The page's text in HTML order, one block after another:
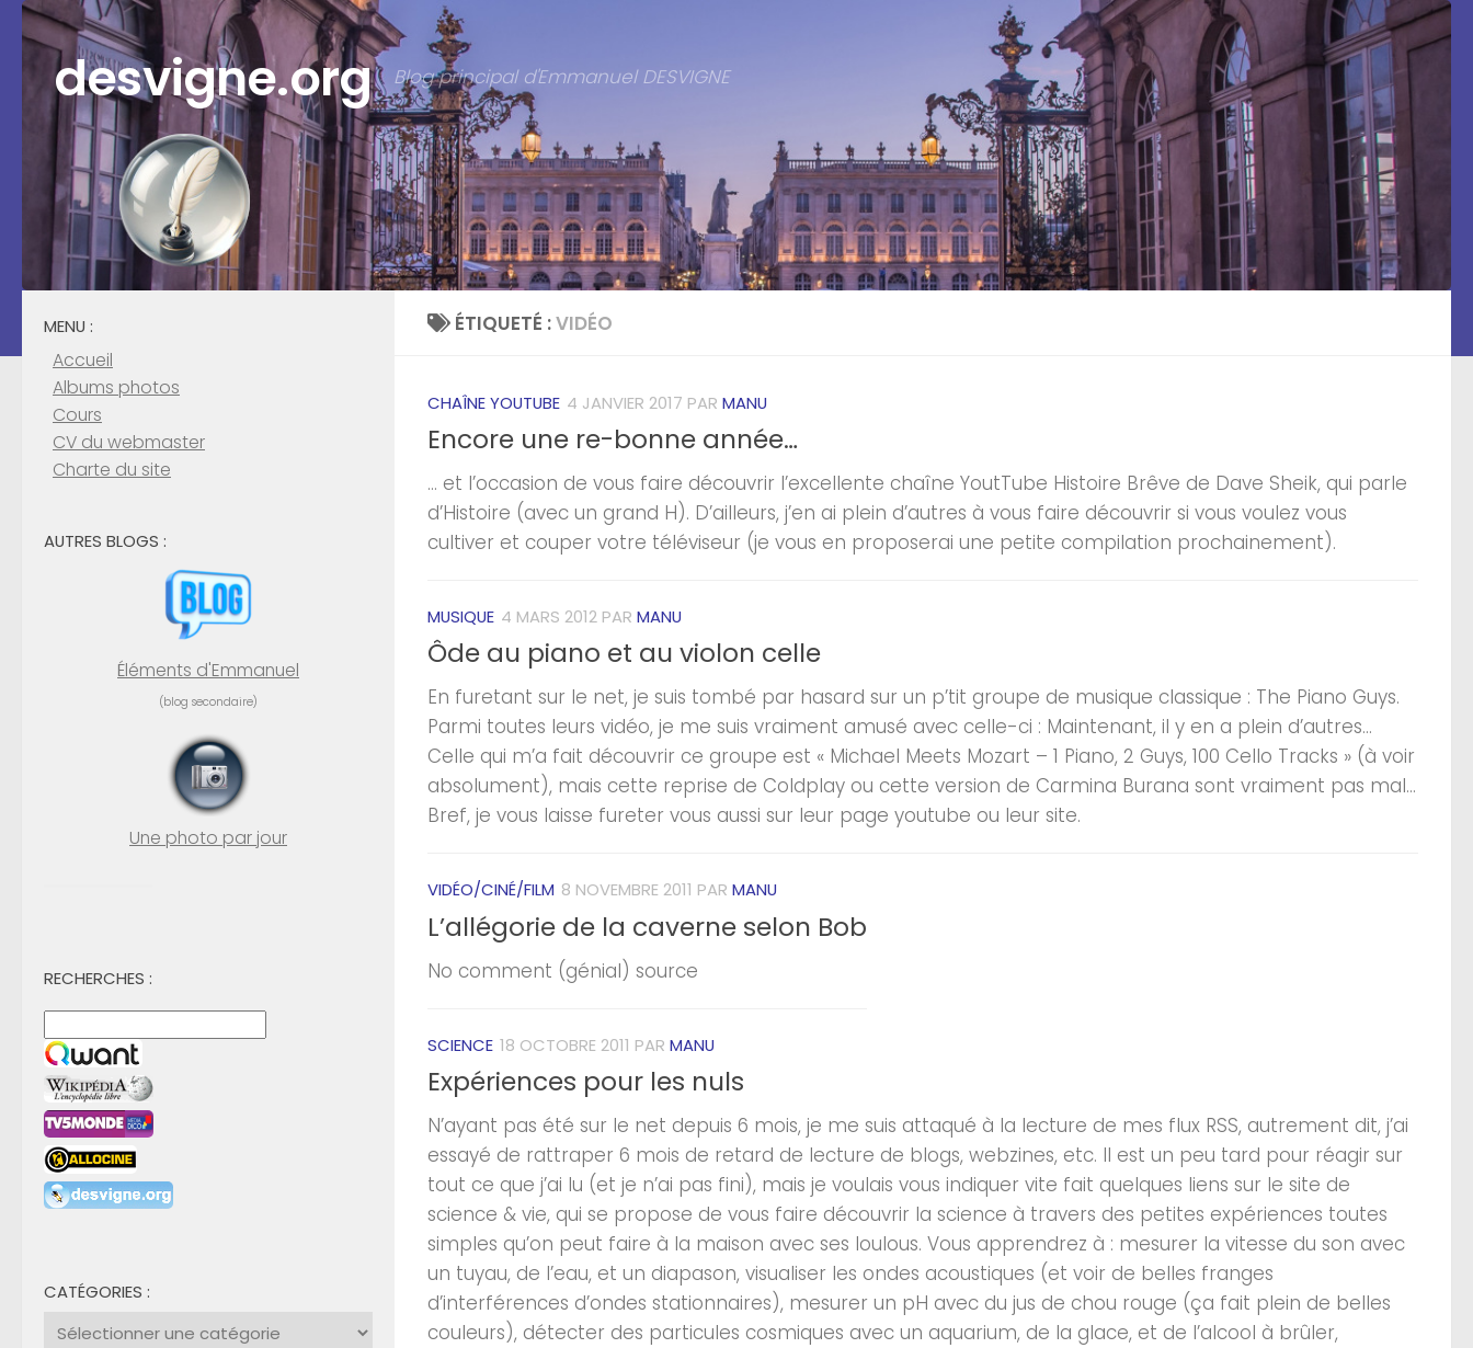
Skip to content
desvigne.org Blog principal d'Emmanuel DESVIGNE
ÉTIQUETÉ :VIDÉO
CHAÎNE YOUTUBE 4 JANVIER 2017 PAR MANU
Encore une re-bonne année…
… et l’occasion de vous faire découvrir l’excellente chaîne YoutTube Histoire Brêve de Dave Sheik, qui parle
d’Histoire (avec un grand H). D’ailleurs, j’en ai plein d’autres à vous faire découvrir si vous voulez vous
cultiver et couper votre téléviseur (je vous en proposerai une petite compilation prochainement).
MUSIQUE 4 MARS 2012 PAR MANU
Ôde au piano et au violon celle
En furetant sur le net, je suis tombé par hasard sur un p’tit groupe de musique classique : The Piano Guys.
Parmi toutes leurs vidéo, je me suis vraiment amusé avec celle-ci : Maintenant, il y en a plein d’autres…
Celle qui m’a fait découvrir ce groupe est « Michael Meets Mozart – 1 Piano, 2 Guys, 100 Cello Tracks » (à voir
absolument), mais cette reprise de Coldplay ou cette version de Carmina Burana sont vraiment pas mal…
Bref, je vous laisse fureter vous aussi sur leur page youtube ou leur site.
VIDÉO/CINÉ/FILM 8 NOVEMBRE 2011 PAR MANU
L’allégorie de la caverne selon Bob
No comment (génial) source
SCIENCE 18 OCTOBRE 2011 PAR MANU
Expériences pour les nuls
N’ayant pas été sur le net depuis 6 mois, je me suis attaqué à la lecture de mes flux RSS, autrement dit, j’ai
essayé de rattraper 6 mois de retard de lecture de blogs, webzines, etc. Il est un peu tard pour réagir sur
tout ce que j’ai lu (et je n’ai pas fini), mais je voulais vous indiquer vite fait quelques liens sur le site de
science & vie, qui se propose de vous faire découvrir la science à travers des petites expériences toutes
simples qu’on peut faire à la maison avec ses loulous. Vous apprendrez à : mesurer la vitesse du son avec
un tuyau, de l’eau, et un diapason, visualiser les ondes acoustiques (et voir de belles franges
d’interférences d’ondes stationnaires), mesurer un pH avec du jus de chou rouge (ça fait plein de belles
couleurs), détecter des particules cosmiques avec un aquarium, de la glace, et de l’alcool à brûler,
MENU :
Accueil
Albums photos
Cours
CV du webmaster
Charte du site
AUTRES BLOGS :
Éléments d'Emmanuel
(blog secondaire)
Une photo par jour
RECHERCHES :
CATÉGORIES :
Catégories